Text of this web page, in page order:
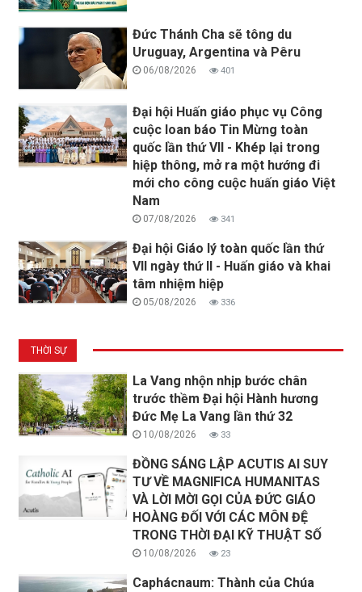
Đức Thánh Cha sẽ tông du
Uruguay, Argentina và Pêru
06/08/2026 401
Đại hội Huấn giáo phục vụ Công
cuộc loan báo Tin Mừng toàn
quốc lần thứ VII - Khép lại trong
hiệp thông, mở ra một hướng đi
mới cho công cuộc huấn giáo Việt
Nam
07/08/2026 341
Đại hội Giáo lý toàn quốc lần thứ
VII ngày thứ II - Huấn giáo và khai
tâm nhiệm hiệp
05/08/2026 336
THỜI SỰ
La Vang nhộn nhịp bước chân
trước thềm Đại hội Hành hương
Đức Mẹ La Vang lần thứ 32
10/08/2026 33
ĐỒNG SÁNG LẬP ACUTIS AI SUY
TƯ VỀ MAGNIFICA HUMANITAS
VÀ LỜI MỜI GỌI CỦA ĐỨC GIÁO
HOÀNG ĐỐI VỚI CÁC MÔN ĐỆ
TRONG THỜI ĐẠI KỸ THUẬT SỐ
10/08/2026 23
Caphácnaum: Thành của Chúa